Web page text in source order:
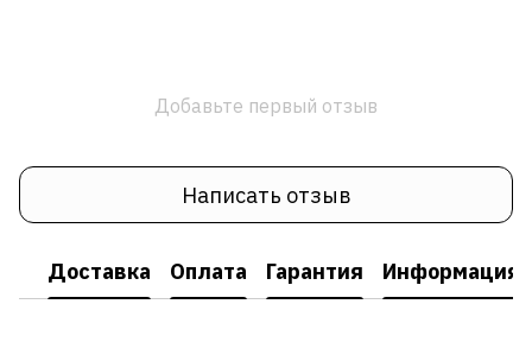
Добавьте первый отзыв
Написать отзыв
Доставка Оплата Гарантия Информация